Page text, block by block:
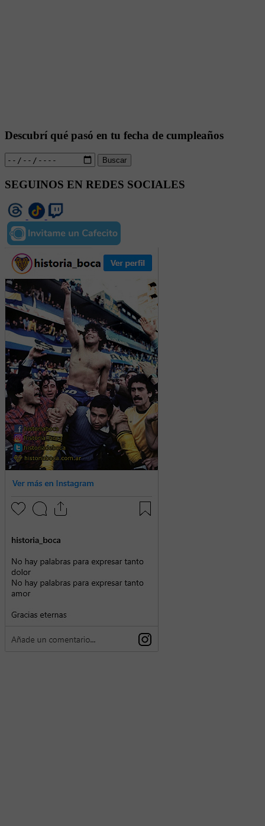
Descubrí qué pasó en tu fecha de cumpleaños
Buscar
SEGUINOS EN REDES SOCIALES